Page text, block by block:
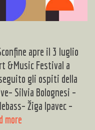
apre il 3 luglio
&Music Festival a
gli ospiti della
Silvia Bolognesi –
Žiga Ipavec –
more